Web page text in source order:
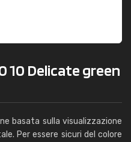
10 Delicate green
basata sulla visualizzazione
Per essere sicuri del colore